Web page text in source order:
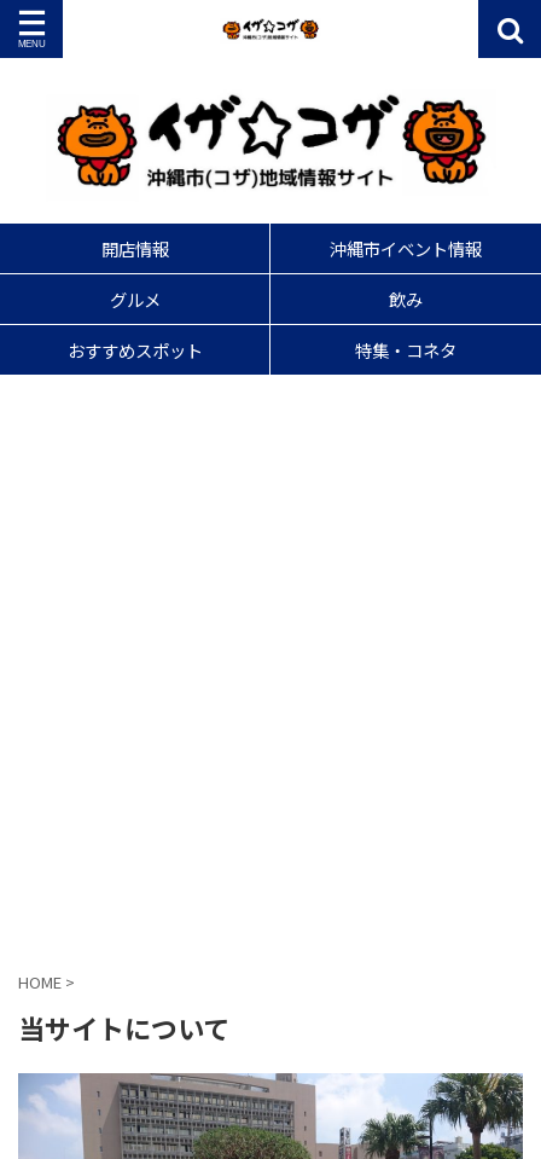
開店情報
沖縄市イベント情報
グルメ
飲み
おすすめスポット
特集・コネタ
HOME >
当サイトについて